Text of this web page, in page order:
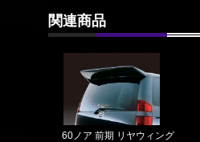
関連商品
60ノア 前期 リヤウィング